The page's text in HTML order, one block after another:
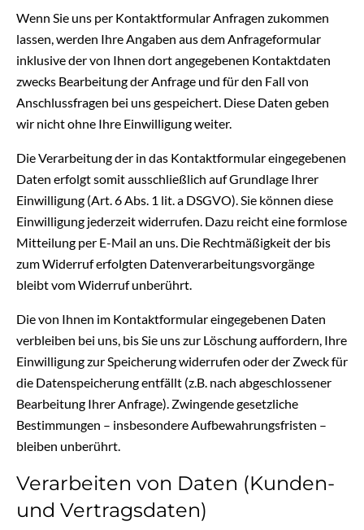
Wenn Sie uns per Kontaktformular Anfragen zukommen
lassen, werden Ihre Angaben aus dem Anfrageformular
inklusive der von Ihnen dort angegebenen Kontaktdaten
zwecks Bearbeitung der Anfrage und für den Fall von
Anschlussfragen bei uns gespeichert. Diese Daten geben
wir nicht ohne Ihre Einwilligung weiter.
Die Verarbeitung der in das Kontaktformular eingegebenen
Daten erfolgt somit ausschließlich auf Grundlage Ihrer
Einwilligung (Art. 6 Abs. 1 lit. a DSGVO). Sie können diese
Einwilligung jederzeit widerrufen. Dazu reicht eine formlose
Mitteilung per E-Mail an uns. Die Rechtmäßigkeit der bis
zum Widerruf erfolgten Datenverarbeitungsvorgänge
bleibt vom Widerruf unberührt.
Die von Ihnen im Kontaktformular eingegebenen Daten
verbleiben bei uns, bis Sie uns zur Löschung auffordern, Ihre
Einwilligung zur Speicherung widerrufen oder der Zweck für
die Datenspeicherung entfällt (z.B. nach abgeschlossener
Bearbeitung Ihrer Anfrage). Zwingende gesetzliche
Bestimmungen – insbesondere Aufbewahrungsfristen –
bleiben unberührt.
Verarbeiten von Daten (Kunden-
und Vertragsdaten)